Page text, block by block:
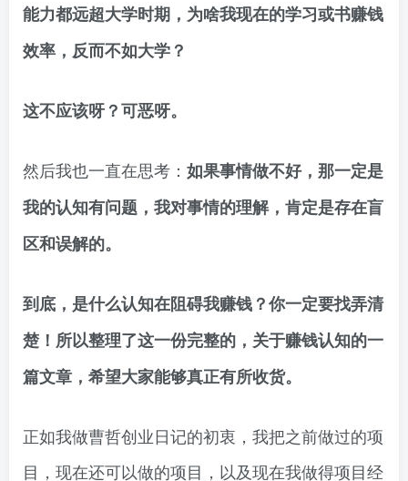
能力都远超大学时期，为啥我现在的学习或书赚钱
效率，反而不如大学？
这不应该呀？可恶呀。
然后我也一直在思考： 如果事情做不好，那一定是
我的认知有问题，我对事情的理解，肯定是存在盲
区和误解的。
到底，是什么认知在阻碍我赚钱？你一定要找弄清
楚！所以整理了这一份完整的，关于赚钱认知的一
篇文章，希望大家能够真正有所收货。
正如我做曹哲创业日记的初衷，我把之前做过的项
目，现在还可以做的项目，以及现在我做得项目经